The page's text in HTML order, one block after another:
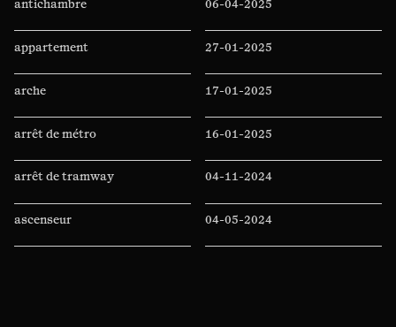
antichambre
appartement
arche
arrêt de métro
arrêt de tramway
ascenseur
06-04-2025
27-01-2025
17-01-2025
16-01-2025
04-11-2024
04-05-2024